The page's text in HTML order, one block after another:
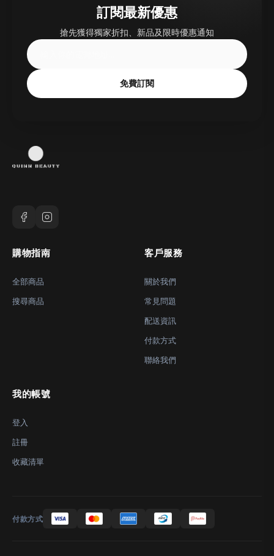
訂閱最新優惠
搶先獲得獨家折扣、新品及限時優惠通知
免費訂閱
購物指南
全部商品
搜尋商品
客戶服務
關於我們
常見問題
配送資訊
付款方式
聯絡我們
我的帳號
登入
註冊
收藏清單
付款方式